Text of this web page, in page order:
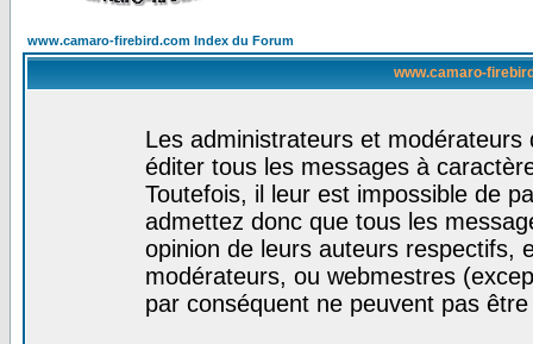
www.camaro-firebird.com Index du Forum
www.camaro-
Les administrateurs et
éditer tous les messages à
Toutefois, il leur est impossible de
admettez donc que tous les
opinion de leurs auteurs respectifs,
modérateurs, ou webmestres
par conséquent ne peuvent pas